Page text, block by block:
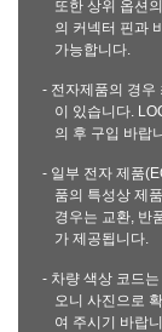
또한 상위 옵션
의 커넥터 핀과
가능합니다.
- 전자제품의 경우
이 있습니다.
의 후 구입 바랍
- 일부 전자 제품
품의 특성상 제
경우는 교환, 반
가 제공됩니다.
- 차량 색상 코드
오니 사진으로
여 주시기 바랍